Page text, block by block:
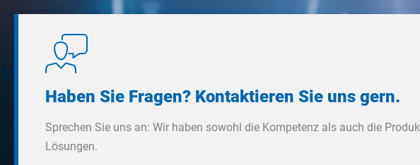
Haben Sie Fragen? Kontaktieren Sie uns gern.
Sprechen Sie uns an: Wir haben sowohl die Kompetenz als auch die
Lösungen.